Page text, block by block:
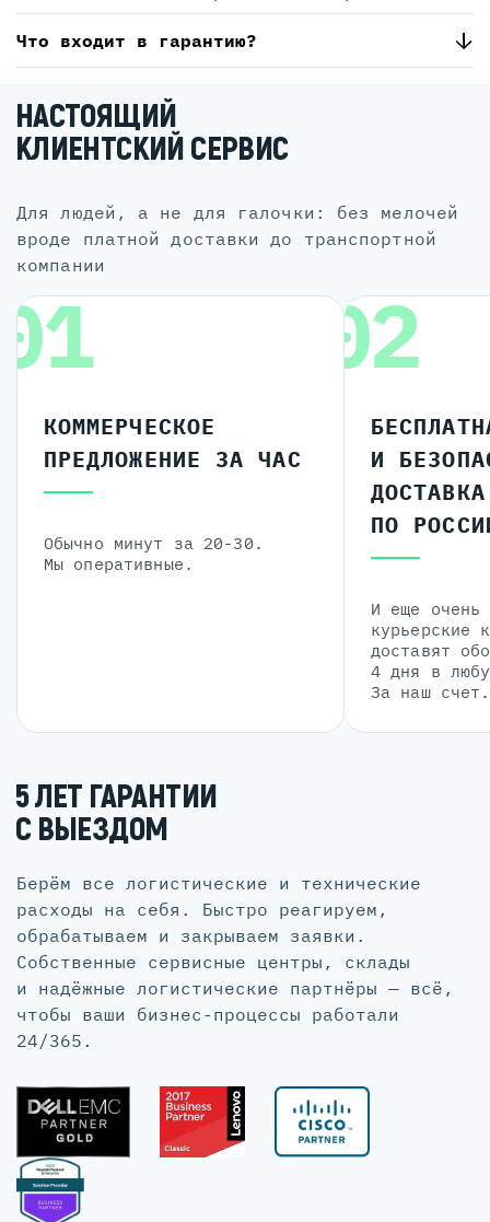
Что входит в гарантию?
НАСТОЯЩИЙ
КЛИЕНТСКИЙ СЕРВИС
для людей, а не для галочки: без мелочей
вроде платной доставки до транспортной
компании
КОММЕРЧЕСКОЕ
ПРЕДЛОЖЕНИЕ ЗА ЧАС
Обычно минут за 20-30.
Мы оперативные.
02
И
ДОСТАВКА
ПО
И еще очень
курьерские
доставят
4 дня в
За наш счет.
5 ЛЕТ ГАРАНТИИ
С ВЫЕЗДОМ
Берём все логистические и технические
расходы на себя. Быстро реагируем,
обрабатываем и закрываем заявки.
Собственные сервисные центры, склады
и надёжные логистические партнёры — всё,
чтобы ваши бизнес-процессы работали
24/365.